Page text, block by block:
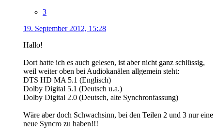
3
19. September 2012, 15:28
Hallo!
Dort hatte ich es auch gelesen, ist aber nicht ganz schlüssig,
weil weiter oben bei Audiokanälen allgemein steht:
DTS HD MA 5.1 (Englisch)
Dolby Digital 5.1 (Deutsch u.a.)
Dolby Digital 2.0 (Deutsch, alte Synchronfassung)
Wäre aber doch Schwachsinn, bei den Teilen 2 und 3 nur eine
neue Syncro zu haben!!!